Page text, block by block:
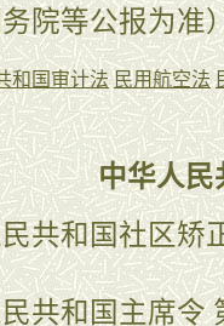
院等公报为准
和国审计法 民用航空法
中华人民
共和国社区矫
共和国主席令